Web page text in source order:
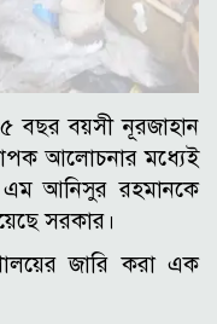
বছর বয়সী নূরজাহান
আলোচনার মধ্যেই
আনিসুর রহমানকে
সরকার।
জারি করা এক